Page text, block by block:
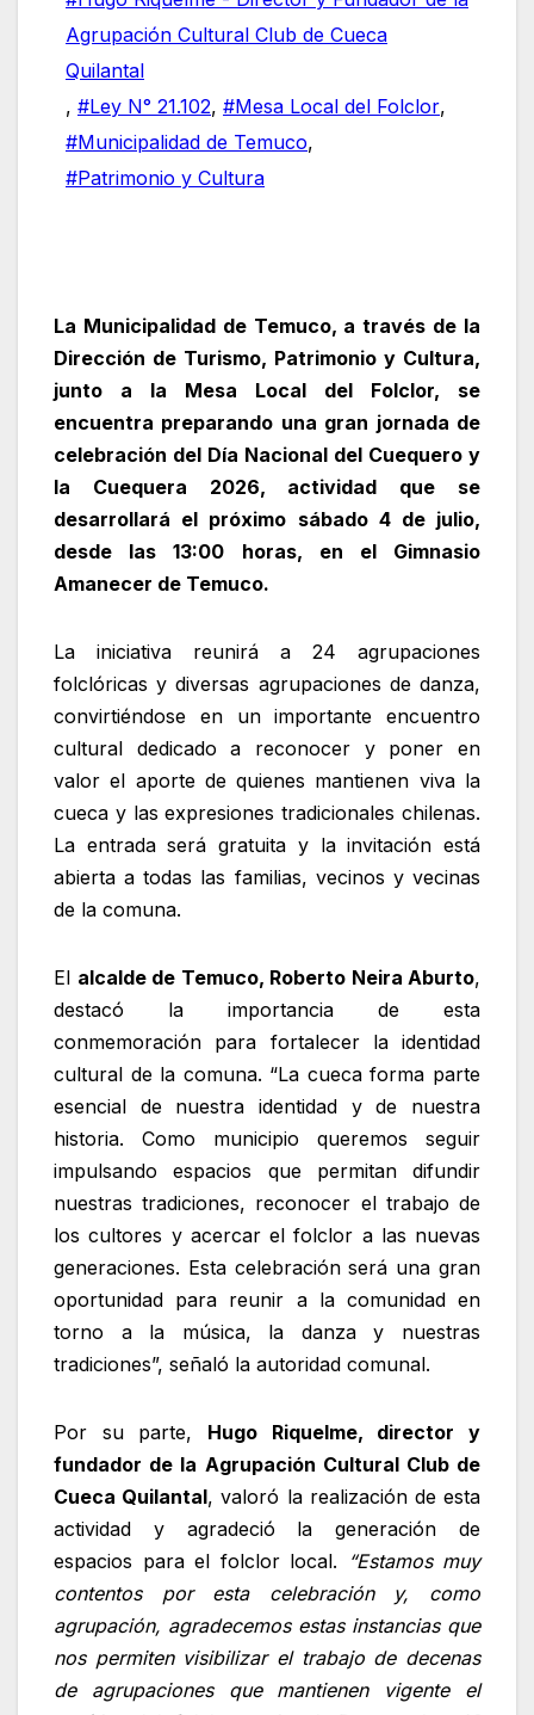
Agrupación Cultural Club de Cueca
Quilantal
, #Ley N° 21.102, #Mesa Local del Folclor,
#Municipalidad de Temuco,
#Patrimonio y Cultura
La Municipalidad de Temuco, a través de la
Dirección de Turismo, Patrimonio y Cultura,
junto a la Mesa Local del Folclor, se
encuentra preparando una gran jornada de
celebración del Día Nacional del Cuequero y
la Cuequera 2026, actividad que se
desarrollará el próximo sábado 4 de julio,
desde las 13:00 horas, en el Gimnasio
Amanecer de Temuco.
La iniciativa reunirá a 24 agrupaciones
folclóricas y diversas agrupaciones de danza,
convirtiéndose en un importante encuentro
cultural dedicado a reconocer y poner en
valor el aporte de quienes mantienen viva la
cueca y las expresiones tradicionales chilenas.
La entrada será gratuita y la invitación está
abierta a todas las familias, vecinos y vecinas
de la comuna.
El alcalde de Temuco, Roberto Neira Aburto,
destacó la importancia de esta
conmemoración para fortalecer la identidad
cultural de la comuna. “La cueca forma parte
esencial de nuestra identidad y de nuestra
historia. Como municipio queremos seguir
impulsando espacios que permitan difundir
nuestras tradiciones, reconocer el trabajo de
los cultores y acercar el folclor a las nuevas
generaciones. Esta celebración será una gran
oportunidad para reunir a la comunidad en
torno a la música, la danza y nuestras
tradiciones”, señaló la autoridad comunal.
Por su parte, Hugo Riquelme, director y
fundador de la Agrupación Cultural Club de
Cueca Quilantal, valoró la realización de esta
actividad y agradeció la generación de
espacios para el folclor local.
“Estamos muy
contentos por esta celebración y, como
agrupación, agradecemos estas instancias que
nos permiten visibilizar el trabajo de decenas
de agrupaciones que mantienen vigente el